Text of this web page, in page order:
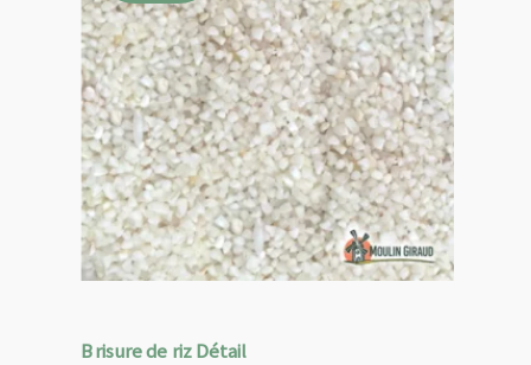
Brisure de riz Détail